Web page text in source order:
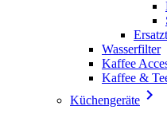
Wasserfilter
Kaffee
Kaffee &
Küchengeräte 